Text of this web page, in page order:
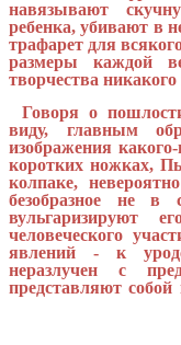
навязывают
ребенка, убивают в
трафарет для
размеры каждой
творчества никакого
Говоря о
виду, главным
изображения
коротких ножках,
колпаке,
безобразное не
вульгаризируют
человеческого
явлений - к
неразлучен с
представляют собой